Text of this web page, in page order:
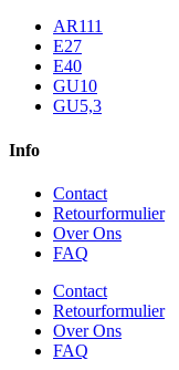
AR111
E27
E40
GU10
GU5,3
Info
Contact
Retourformulier
Over Ons
FAQ
Contact
Retourformulier
Over Ons
FAQ